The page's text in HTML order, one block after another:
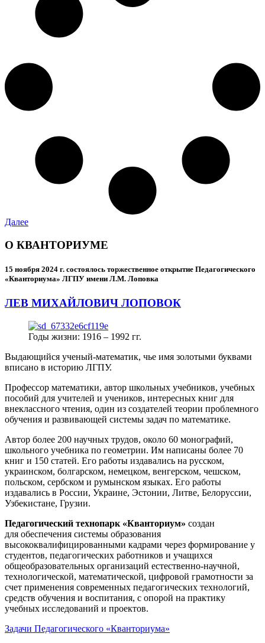
Далее
О КВАНТОРИУМЕ
15 ноября 2024 г. состоялось торжественное открытие Педагогического
«Кванториума» ЛГПУ имени Л.М. Лоповка
ЛЕВ МИХАЙЛОВИЧ ЛОПОВОК
Годы жизни: 1916 – 1992 гг.
Выдающийся ученый-математик, чье имя золотыми буквами
вписано в историю ЛГПУ.
Профессор математики, автор школьных учебников, учебных
пособий для учителей и учеников, интересных книг для
внеклассного чтения, один из создателей теории проблемного
обучения и развивающей системы задач по математике.
Автор более 200 научных трудов, около 60 монографий,
школьного учебника по геометрии. Им написаны более 70
книг и 150 статей. Его работы издавались на русском,
украинском, болгарском, немецком, венгерском, чешском,
польском, сербском и румынском языках. Его работы
издавались в России, Украине, Эстонии, Литве, Белоруссии,
Узбекистане, Грузии.
Педагогический технопарк «Кванториум» создан
для обеспечения системы образования
высококвалифицированными кадрами через формирование у
студентов, педагогических работников и учащихся
общеобразовательных организаций естественно-научной,
технологической, математической, цифровой грамотности за
счет применения современных педагогических технологий,
средств обучения и воспитания, с опорой на практику
учебных исследований и проектов.
Задачи Педагогического «Кванториума»